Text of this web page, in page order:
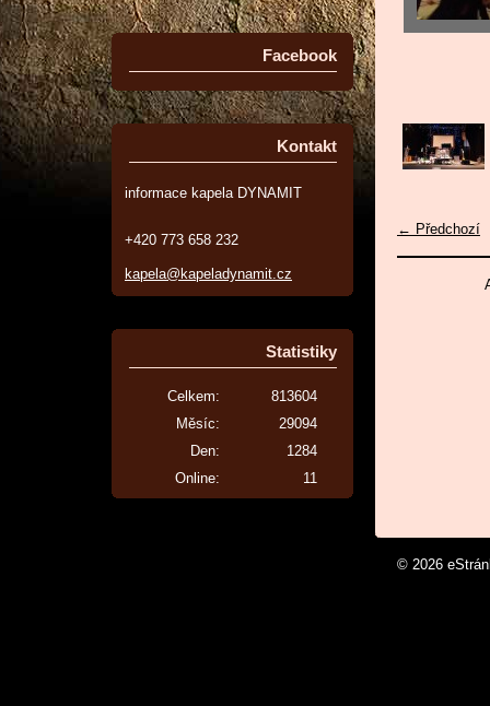
Facebook
Kontakt
informace kapela DYNAMIT
+420 773 658 232
kapela@kapeladynamit.cz
Statistiky
Online: 11
Celkem:
813604
Měsíc:
29094
Den:
1284
← Předchozí
© 2026